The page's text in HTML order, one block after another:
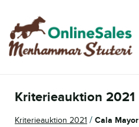
Hoppa
till
navigering
Hoppa
till
innehåll
Kriterieauktion 2021
Kriterieauktion 2021 / Cala Mayor